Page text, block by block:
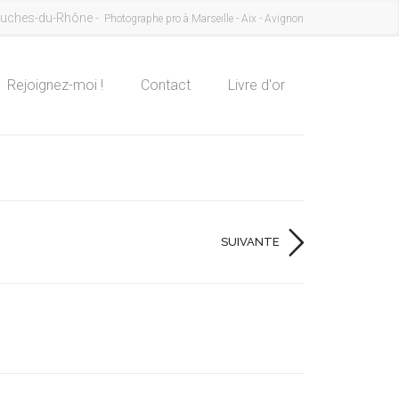
du-Rhône - Photographe pro à Marseille - Aix - Avignon
Rejoignez-moi ! Contact Livre d'or
SUIVANTE